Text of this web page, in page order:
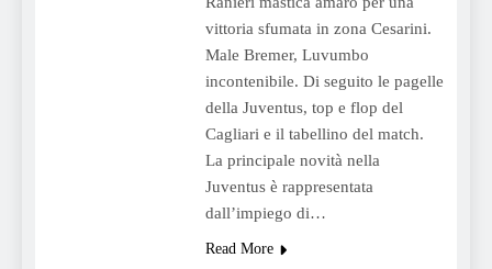
vittoria sfumata in zona Cesarini.
Male Bremer, Luvumbo
incontenibile. Di seguito le pagelle
della Juventus, top e flop del
Cagliari e il tabellino del match.
La principale novità nella
Juventus è rappresentata
dall’impiego di…
Read More